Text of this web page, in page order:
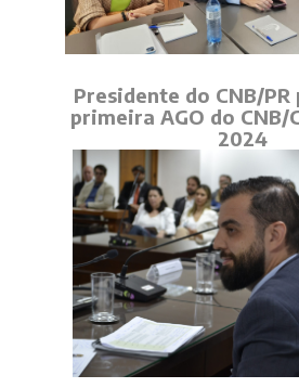
Presidente do CNB/
primeira AGO do CNB/
2024